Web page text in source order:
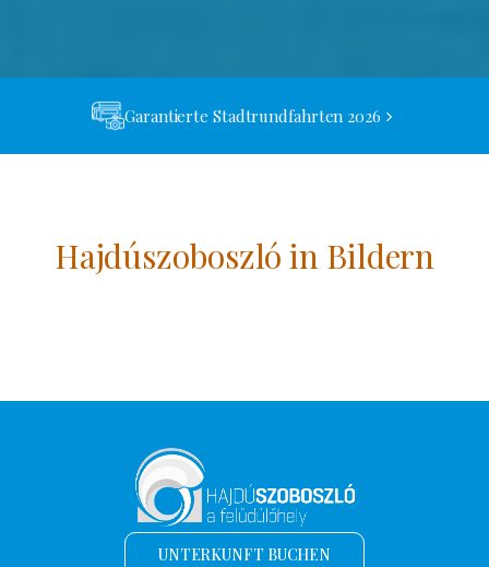
Garantierte Stadtrundfahrten 2026
Hajdúszoboszló in Bildern
UNTERKUNFT BUCHEN